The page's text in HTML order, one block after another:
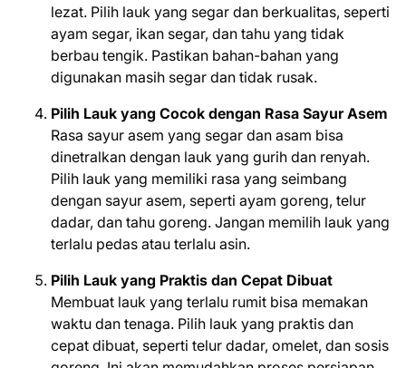
lezat. Pilih lauk yang segar dan berkualitas, seperti
ayam segar, ikan segar, dan tahu yang tidak
berbau tengik. Pastikan bahan-bahan yang
digunakan masih segar dan tidak rusak.
Pilih Lauk yang Cocok dengan Rasa Sayur Asem
Rasa sayur asem yang segar dan asam bisa
dinetralkan dengan lauk yang gurih dan renyah.
Pilih lauk yang memiliki rasa yang seimbang
dengan sayur asem, seperti ayam goreng, telur
dadar, dan tahu goreng. Jangan memilih lauk yang
terlalu pedas atau terlalu asin.
Pilih Lauk yang Praktis dan Cepat Dibuat
Membuat lauk yang terlalu rumit bisa memakan
waktu dan tenaga. Pilih lauk yang praktis dan
cepat dibuat, seperti telur dadar, omelet, dan sosis